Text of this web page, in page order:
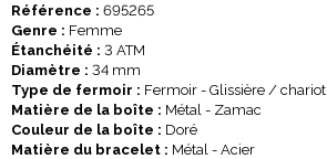
Référence : 695265
Genre : Femme
Étanchéité : 3 ATM
Diamètre : 34 mm
Type de fermoir : Fermoir - Glissière / chariot
Matière de la boîte : Métal - Zamac
Couleur de la boîte : Doré
Matière du bracelet : Métal - Acier